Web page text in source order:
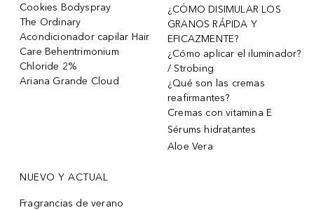
Cookies Bodyspray
The Ordinary
Acondicionador capilar Hair
Care Behentrimonium
Chloride 2%
Ariana Grande Cloud
¿CÓMO DISIMULAR LOS
GRANOS RÁPIDA Y
EFICAZMENTE?
¿Cómo aplicar el iluminador?
/ Strobing
¿Qué son las cremas
reafirmantes?
Cremas con vitamina E
Sérums hidratantes
Aloe Vera
NUEVO Y ACTUAL
Fragrancias de verano